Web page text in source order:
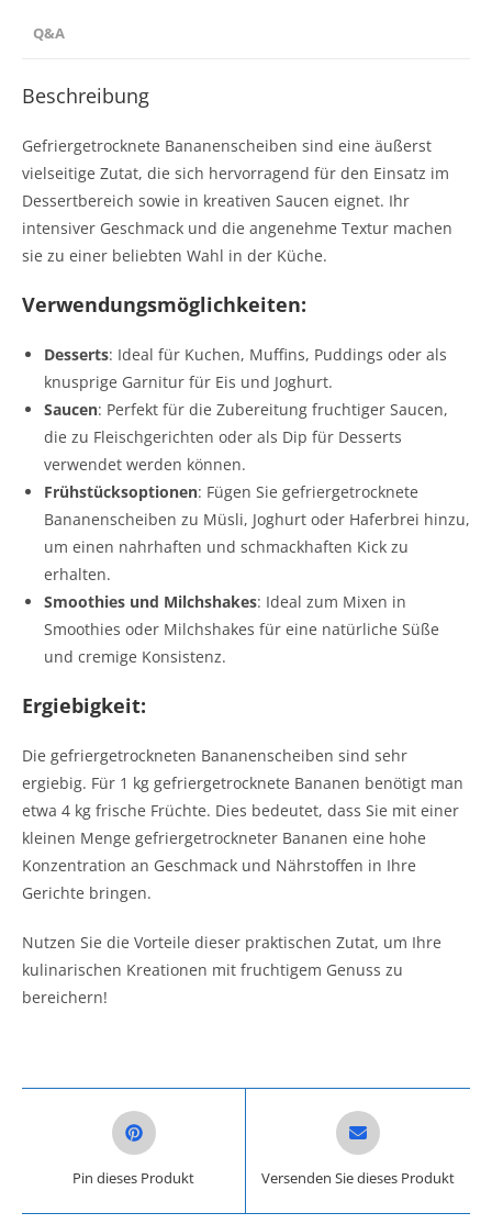
Q&A
Beschreibung
Gefriergetrocknete Bananenscheiben sind eine äußerst
vielseitige Zutat, die sich hervorragend für den Einsatz im
Dessertbereich sowie in kreativen Saucen eignet. Ihr
intensiver Geschmack und die angenehme Textur machen
sie zu einer beliebten Wahl in der Küche.
Verwendungsmöglichkeiten:
Desserts: Ideal für Kuchen, Muffins, Puddings oder als
knusprige Garnitur für Eis und Joghurt.
Saucen: Perfekt für die Zubereitung fruchtiger Saucen,
die zu Fleischgerichten oder als Dip für Desserts
verwendet werden können.
Frühstücksoptionen: Fügen Sie gefriergetrocknete
Bananenscheiben zu Müsli, Joghurt oder Haferbrei hinzu,
um einen nahrhaften und schmackhaften Kick zu
erhalten.
Smoothies und Milchshakes: Ideal zum Mixen in
Smoothies oder Milchshakes für eine natürliche Süße
und cremige Konsistenz.
Ergiebigkeit:
Die gefriergetrockneten Bananenscheiben sind sehr
ergiebig. Für 1 kg gefriergetrocknete Bananen benötigt man
etwa 4 kg frische Früchte. Dies bedeutet, dass Sie mit einer
kleinen Menge gefriergetrockneter Bananen eine hohe
Konzentration an Geschmack und Nährstoffen in Ihre
Gerichte bringen.
Nutzen Sie die Vorteile dieser praktischen Zutat, um Ihre
kulinarischen Kreationen mit fruchtigem Genuss zu
bereichern!
Opens in a new window
Pin dieses Produkt
Opens in a new
Versenden Sie dieses Produkt